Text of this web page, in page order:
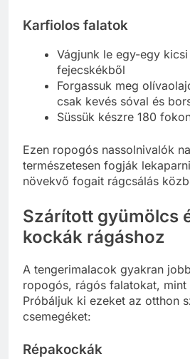
Karfiolos falatok
Vágjunk le egy-egy
fejecskékből
Forgassuk meg
csak kevés sóval és
Süssük készre 180
Ezen ropogós nassolnivalók
természetesen fogják
növekvő fogait rágcsálás
Szárított gyümölcs
kockák rágáshoz
A tengerimalacok gyakran
ropogós, rágós falatokat, mint
Próbáljuk ki ezeket az otthon
csemegéket:
Répakockák